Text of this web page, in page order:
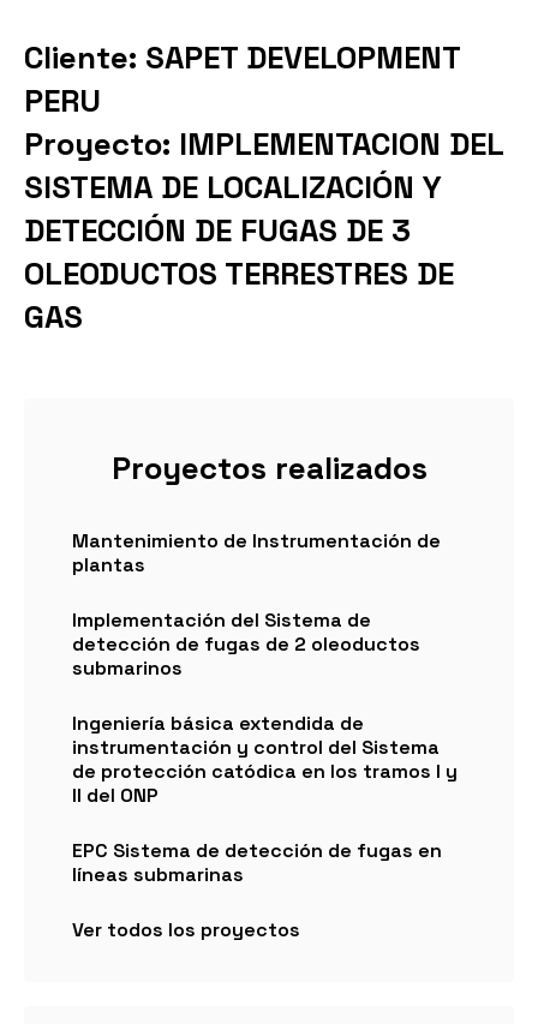
Cliente: SAPET DEVELOPMENT
PERU
Proyecto: IMPLEMENTACION DEL
SISTEMA DE LOCALIZACIÓN Y
DETECCIÓN DE FUGAS DE 3
OLEODUCTOS TERRESTRES DE
GAS
Proyectos realizados
Mantenimiento de Instrumentación de
plantas
Implementación del Sistema de
detección de fugas de 2 oleoductos
submarinos
Ingeniería básica extendida de
instrumentación y control del Sistema
de protección catódica en los tramos I y
II del ONP
EPC Sistema de detección de fugas en
líneas submarinas
Ver todos los proyectos